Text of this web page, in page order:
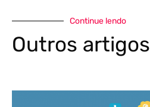
Continue lendo
Outros artigos